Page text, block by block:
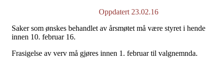
Oppdatert 23.02.16
Saker som ønskes behandlet av årsmøtet må være styret i hende
innen 10. februar 16.
Frasigelse av verv må gjøres innen 1. februar til valgnemnda.